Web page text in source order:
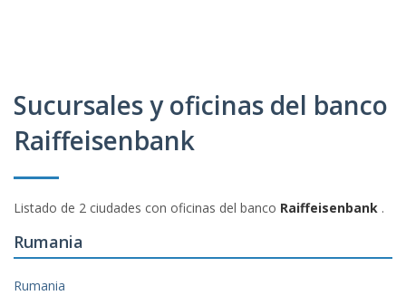
Sucursales y oficinas del banco
Raiffeisenbank
Listado de 2 ciudades con oficinas del banco Raiffeisenbank .
Rumania
Rumania